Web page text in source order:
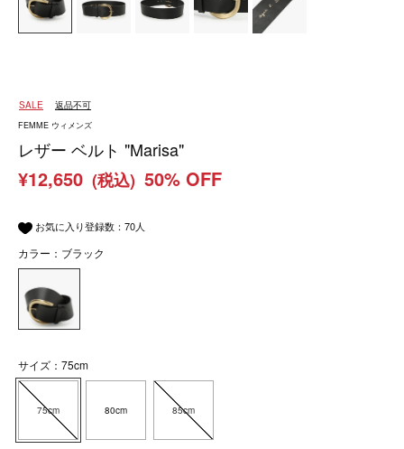
SALE 返品不可
FEMME ウィメンズ
レザー ベルト "Marisa"
¥12,650 (税込) 50% OFF
お気に入り登録数： 70人
カラー：ブラック
サイズ：75cm
75cm 80cm 85cm